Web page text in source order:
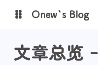
图床
Onew`s Blog
文章总览